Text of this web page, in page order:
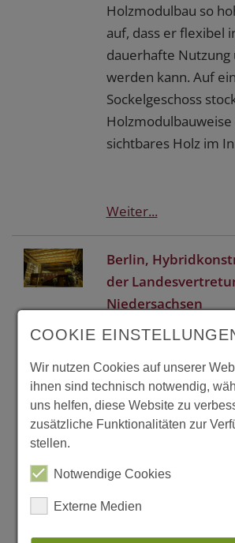
Holzmodulbau so
auf, dass er flexibel
dauerhafte
werden kann. Auf
Sockelgeschoss
Holzmodulbauweise
sichtbares Holz im
Weiter...
Berlin,
der
Niedersachsen
Das Dach des
Landesvertretung
hybriden
Der Untergurt der
Verhältnis von
Gewicht ermöglicht
COOKIE
Wir nutzen Cookies auf unserer
ihnen sind technisch notwendig,
uns helfen, diese Website zu
zusätzliche Funktionalitäten zur
stellen.
Notwendige Cookies
Externe Medien